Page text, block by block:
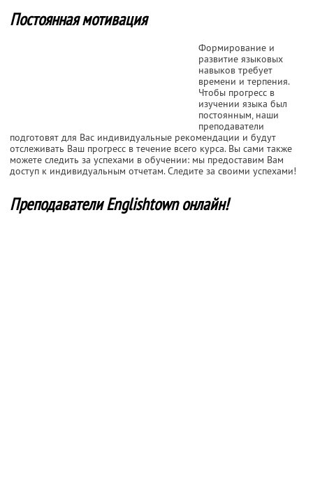
Постоянная мотивация
Формирование и
развитие языковых
навыков требует
времени и терпения.
Чтобы прогресс в
изучении языка был
постоянным, наши
преподаватели
подготовят для Вас индивидуальные рекомендации и будут
отслеживать Ваш прогресс в течение всего курса. Вы сами также
можете следить за успехами в обучении: мы предоставим Вам
доступ к индивидуальным отчетам. Следите за своими успехами!
Преподаватели Englishtown онлайн!